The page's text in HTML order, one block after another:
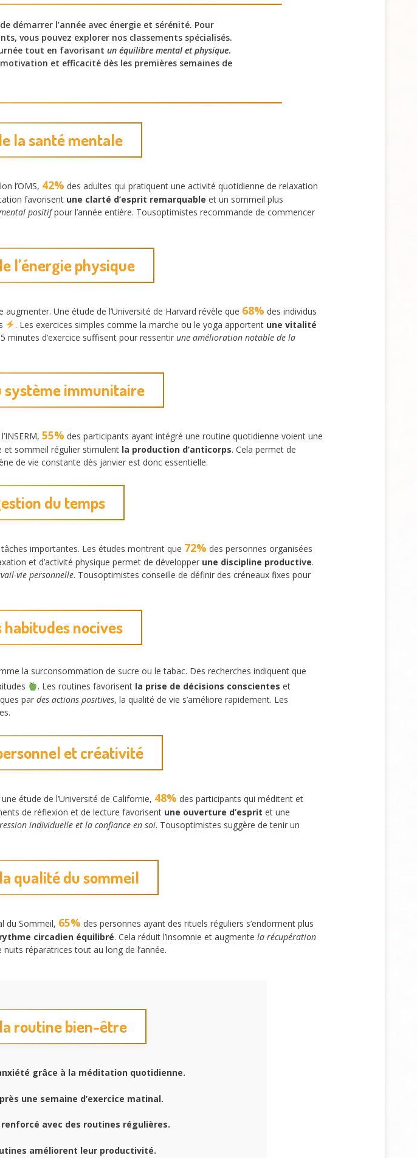
démarrer l’année avec énergie et sérénité. Pour
vous pouvez explorer nos classements spécialisés.
tout en favorisant un équilibre mental et physique.
et efficacité dès les premières semaines de
la santé mentale
l’OMS, 42% des adultes qui pratiquent une activité quotidienne de relaxation
favorisent une clarté d’esprit remarquable et un sommeil plus
positifpour l’année entière. Tousoptimistes recommande de commencer
l’énergie physique
Une étude de l’Université de Harvard révèle que 68% des individus
. Les exercices simples comme la marche ou le yoga apportent une vitalité
d’exercice suffisent pour ressentir une amélioration notable de la
système immunitaire
55% des participants ayant intégré une routine quotidienne voient une
et sommeil régulier stimulent la production d’anticorps. Cela permet de
de vie constante dès janvier est donc essentielle.
du temps
importantes. Les études montrent que 72% des personnes organisées
et d’activité physique permet de développer une discipline productive.
vie personnelle. Tousoptimistes conseille de définir des créneaux fixes pour
habitudes nocives
la surconsommation de sucre ou le tabac. Des recherches indiquent que
. Les routines favorisent la prise de décisions conscientes et
par des actions positives, la qualité de vie s’améliore rapidement. Les
et créativité
étude de l’Université de Californie, 48% des participants qui méditent et
de réflexion et de lecture favorisent une ouverture d’esprit et une
individuelle et la confiance en soi. Tousoptimistes suggère de tenir un
qualité du sommeil
du Sommeil, 65% des personnes ayant des rituels réguliers s’endorment plus
circadien équilibré. Cela réduit l’insomnie et augmente la récupération
réparatrices tout au long de l’année.
routine bien-être
grâce à la méditation quotidienne.
une semaine d’exercice matinal.
avec des routines régulières.
améliorent leur productivité.